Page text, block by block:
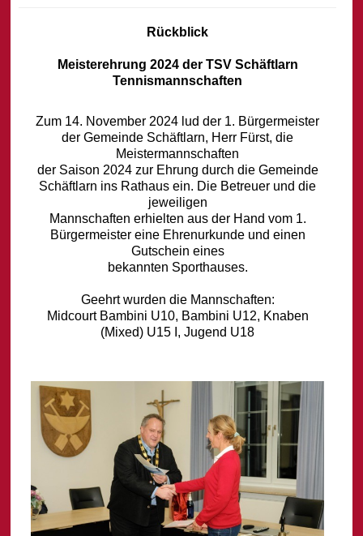
Rückblick
Meisterehrung 2024 der TSV Schäftlarn
Tennismannschaften
Zum 14. November 2024 lud der 1. Bürgermeister
der Gemeinde Schäftlarn, Herr Fürst, die
Meistermannschaften
der Saison 2024 zur Ehrung durch die Gemeinde
Schäftlarn ins Rathaus ein. Die Betreuer und die
jeweiligen
Mannschaften erhielten aus der Hand vom 1.
Bürgermeister eine Ehrenurkunde und einen
Gutschein eines
bekannten Sporthauses.
Geehrt wurden die Mannschaften:
Midcourt Bambini U10, Bambini U12, Knaben
(Mixed) U15 I, Jugend U18